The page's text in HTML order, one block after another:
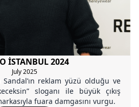
İSTANBUL 2024
July 2025
reklam yüzü olduğu ve
sloganı ile büyük çıkış
fuara damgasını vurgu.